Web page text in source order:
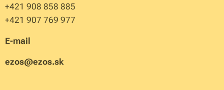
+421 908 858 885
+421 907 769 977
E-mail
ezos@ezos.sk